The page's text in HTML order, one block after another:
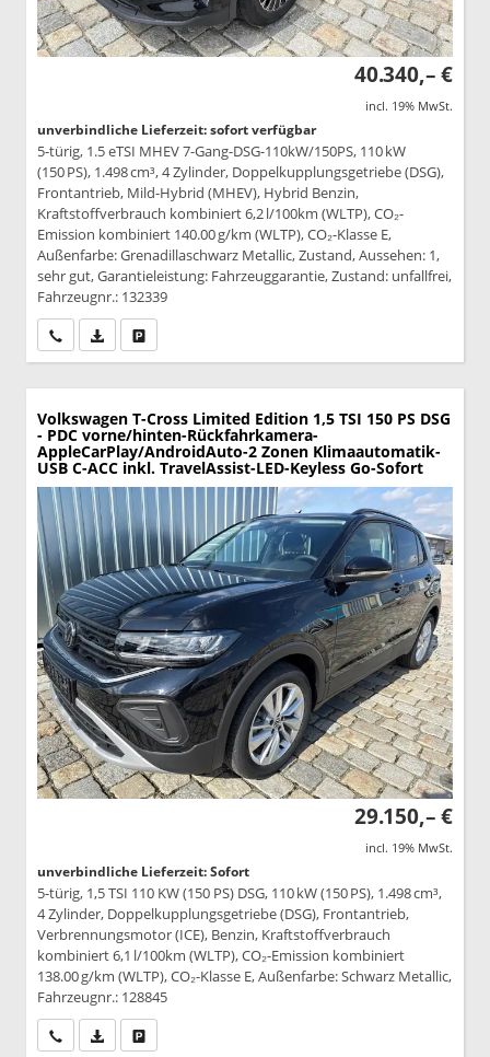
40.340,– €
incl. 19% MwSt.
unverbindliche Lieferzeit: sofort verfügbar
5-türig, 1.5 eTSI MHEV 7-Gang-DSG-110kW/150PS, 110 kW
(150 PS), 1.498 cm³, 4 Zylinder, Doppelkupplungsgetriebe (DSG),
Frontantrieb, Mild-Hybrid (MHEV), Hybrid Benzin,
Kraftstoffverbrauch kombiniert 6,2 l/100km (WLTP), CO₂-
Emission kombiniert 140.00 g/km (WLTP), CO₂-Klasse E,
Außenfarbe: Grenadillaschwarz Metallic, Zustand, Aussehen: 1,
sehr gut, Garantieleistung: Fahrzeuggarantie, Zustand: unfallfrei,
Fahrzeugnr.: 132339
Wir rufen Sie anPDF-Datei, Fahrzeugexposé drucken
Volkswagen T-Cross Limited Edition 1,5 TSI 150 PS DSG
- PDC vorne/hinten-Rückfahrkamera-
AppleCarPlay/AndroidAuto-2 Zonen Klimaautomatik-
USB C-ACC inkl. TravelAssist-LED-Keyless Go-Sofort
29.150,– €
incl. 19% MwSt.
unverbindliche Lieferzeit: Sofort
5-türig, 1,5 TSI 110 KW (150 PS) DSG, 110 kW (150 PS), 1.498 cm³,
4 Zylinder, Doppelkupplungsgetriebe (DSG), Frontantrieb,
Verbrennungsmotor (ICE), Benzin, Kraftstoffverbrauch
kombiniert 6,1 l/100km (WLTP), CO₂-Emission kombiniert
138.00 g/km (WLTP), CO₂-Klasse E, Außenfarbe: Schwarz Metallic,
Fahrzeugnr.: 128845
Wir rufen Sie anPDF-Datei, Fahrzeugexposé drucken